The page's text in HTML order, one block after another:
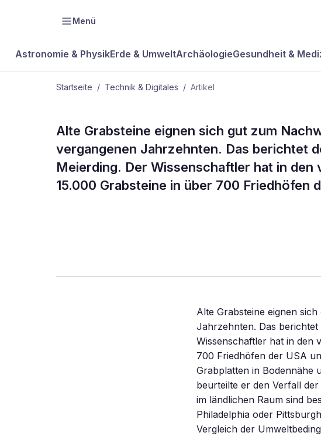
Menü
Astronomie & PhysikErde & UmweltArchäologieGesundheit &
Startseite / Technik & Digitales / Artikel
TECHNIK & DIGITALES
Grabsteine als
Alte Grabsteine eignen sich gut zum
vergangenen Jahrzehnten. Das berichtet
Meierding. Der Wissenschaftler hat in den
15.000 Grabsteine in über 700 Friedhöfen
Alte Grabsteine eignen
Jahrzehnten. Das berichtet
Wissenschaftler hat in den
700 Friedhöfen der USA
Grabplatten in Bodennähe
beurteilte er den Verfall
im ländlichen Raum sind
Philadelphia oder
Vergleich der